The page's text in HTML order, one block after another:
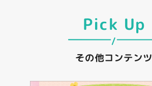
Pick Up
その他コンテンツ